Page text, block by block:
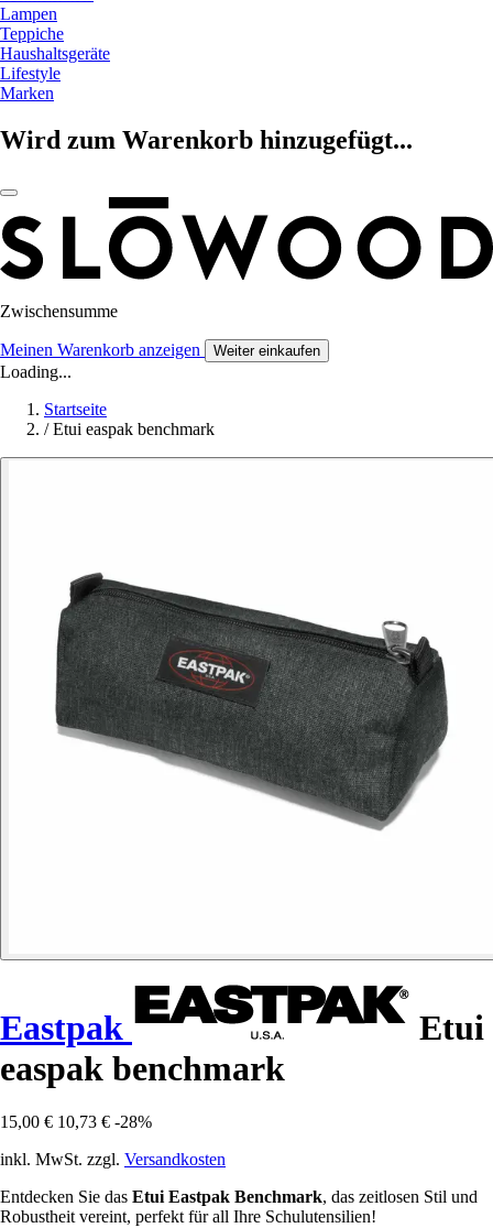
Lampen
Teppiche
Haushaltsgeräte
Lifestyle
Marken
Wird zum Warenkorb hinzugefügt...
Zwischensumme
Meinen Warenkorb anzeigen Weiter einkaufen
Loading...
Startseite
/ Etui easpak benchmark
Eastpak
Etui
easpak benchmark
15,00 € 10,73 € -28%
inkl. MwSt. zzgl. Versandkosten
Entdecken Sie das Etui Eastpak Benchmark, das zeitlosen Stil und
Robustheit vereint, perfekt für all Ihre Schulutensilien!